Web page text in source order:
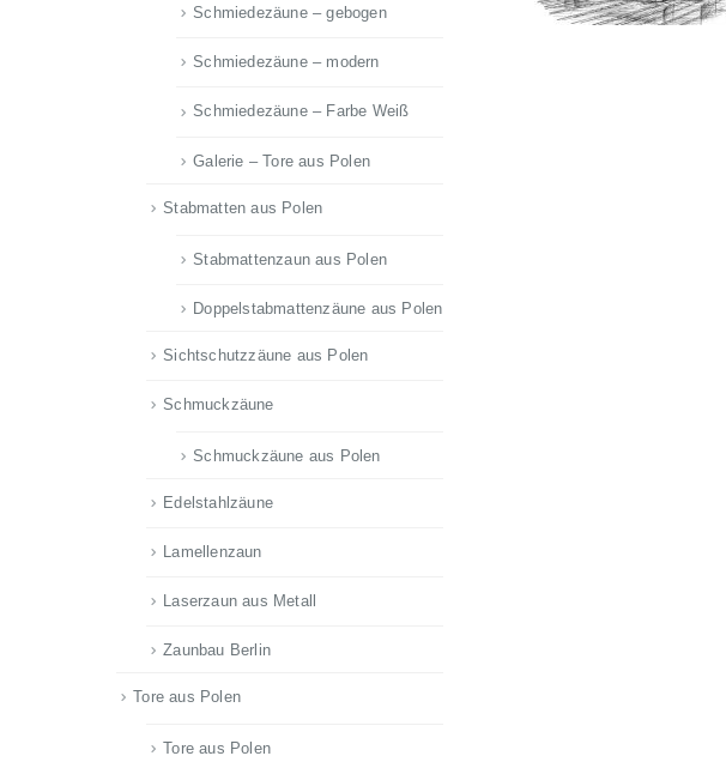
Schmiedezäune – gebogen
Schmiedezäune – modern
Schmiedezäune – Farbe Weiß
Galerie – Tore aus Polen
Stabmatten aus Polen
Stabmattenzaun aus Polen
Doppelstabmattenzäune aus Polen
Sichtschutzzäune aus Polen
Schmuckzäune
Schmuckzäune aus Polen
Edelstahlzäune
Lamellenzaun
Laserzaun aus Metall
Zaunbau Berlin
Tore aus Polen
Tore aus Polen